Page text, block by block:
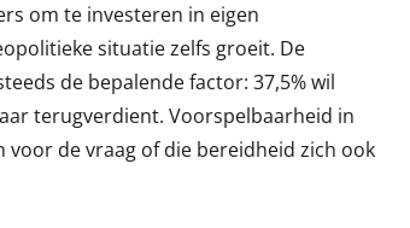
om te investeren in eigen
situatie zelfs groeit. De
de bepalende factor: 37,5% wil
terugverdient. Voorspelbaarheid in
voor de vraag of die bereidheid zich ook